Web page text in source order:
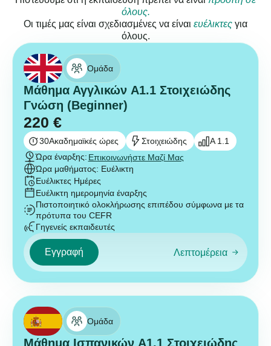
όλους.
Οι τιμές μας είναι σχεδιασμένες να είναι ευέλικτες για
όλους.
Ομάδα
Μάθημα Αγγλικών A1.1 Στοιχειώδης
Γνώση (Beginner)
220 €
30Ακαδημαϊκές ώρες Στοιχειώδης
A 1.1
Ώρα έναρξης: Επικοινωνήστε Μαζί Μας
Ώρα μαθήματος: Ευέλικτη
Ευέλικτες Ημέρες
Ευέλικτη ημερομηνία έναρξης
Πιστοποιητικό ολοκλήρωσης επιπέδου σύμφωνα με τα
πρότυπα του CEFR
Γηγενείς εκπαιδευτές
Εγγραφή Λεπτομέρεια
Ομάδα
Μάθημα Ισπανικών A1.1 Στοιχειώδης